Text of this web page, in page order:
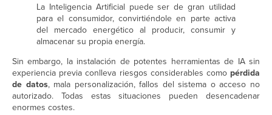
La Inteligencia Artificial puede ser de gran utilidad
para el consumidor, convirtiéndole en parte activa
del mercado energético al producir, consumir y
almacenar su propia energía.
Sin embargo, la instalación de potentes herramientas de IA sin
experiencia previa conlleva riesgos considerables como pérdida
de datos, mala personalización, fallos del sistema o acceso no
autorizado. Todas estas situaciones pueden desencadenar
enormes costes.